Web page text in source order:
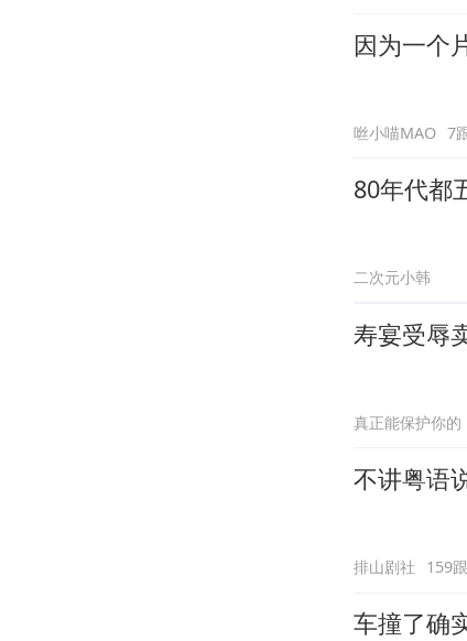
因为一个
咝小喵MAO 7
80年代都
二次元小韩
寿宴受辱
真正能保护你的
不讲粤语
排山剧社 159
车撞了确